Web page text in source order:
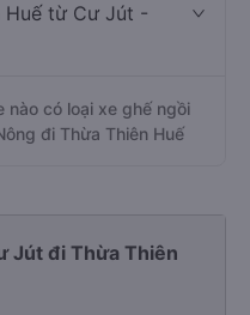
Huế từ Cư Jút -
nào có loại xe ghế ngồi
đi Thừa Thiên Huế
Jút đi Thừa Thiên